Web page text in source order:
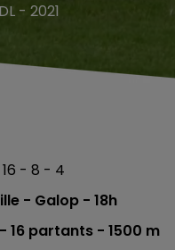
- 2021
- 8 - 4
- Galop - 18h
16 partants - 1500 m